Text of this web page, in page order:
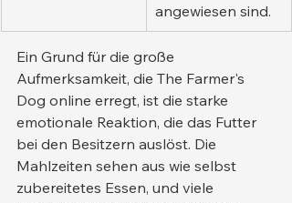
angewiesen sind.
Ein Grund für die große
Aufmerksamkeit, die The Farmer's
Dog online erregt, ist die starke
emotionale Reaktion, die das Futter
bei den Besitzern auslöst. Die
Mahlzeiten sehen aus wie selbst
zubereitetes Essen, und viele